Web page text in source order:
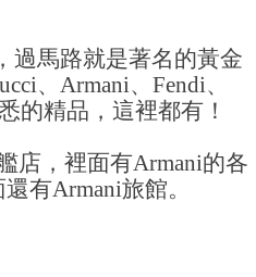
過馬路就是著名的黃金
、Armani、Fendi、
的精品，這裡都有！
店，裡面有Armani的各
有Armani旅館。